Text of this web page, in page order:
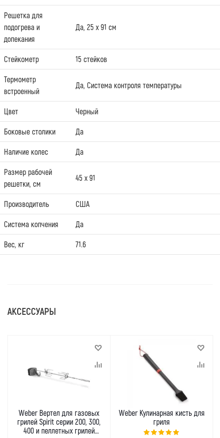
Решетка для
подогрева и
допекания
Да, 25 х 91 см
Стейкометр 15 стейков
Термометр
встроенный
Да, Система контроля температуры
Цвет Черный
Боковые столики Да
Наличие колес Да
Размер рабочей
решетки, см
45 х 91
Производитель США
Система копчения Да
Вес, кг 71.6
АКСЕССУАРЫ
Weber Вертел для газовых
грилей Spirit серии 200, 300,
400 и пеллетных грилей
Weber Кулинарная кисть для
гриля